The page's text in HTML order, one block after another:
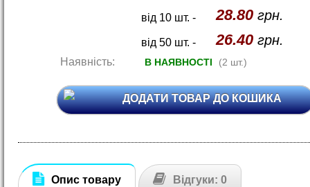
від 10 шт. - 28.80грн.
від 50 шт. - 26.40грн.
Наявність: В НАЯВНОСТІ (2 шт.)
ДОДАТИ ТОВАР ДО КОШИКА
Опис товару Відгуки: 0